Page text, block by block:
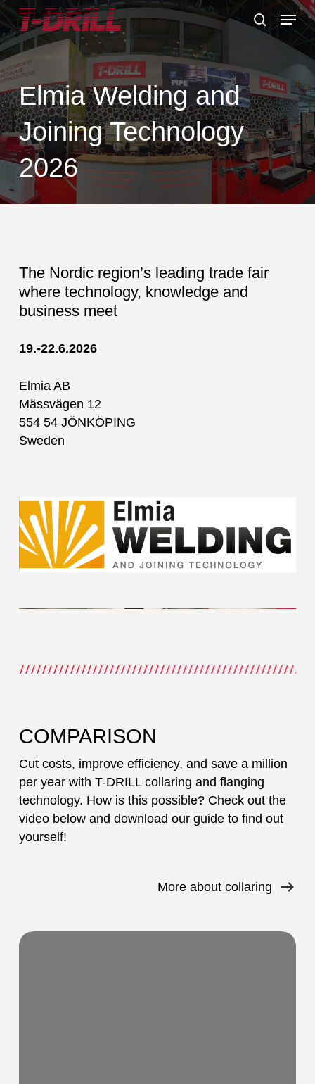
Skip
main
content
search
Menu
Elmia Welding and
Joining Technology
2026
The Nordic region’s leading trade fair
where technology, knowledge and
business meet
19.-22.6.2026
Elmia AB
Mässvägen 12
554 54 JÖNKÖPING
Sweden
COMPARISON
Cut costs, improve efficiency, and save a million
per year with T-DRILL collaring and flanging
technology. How is this possible? Check out the
video below and download our guide to find out
yourself!
More about collaring